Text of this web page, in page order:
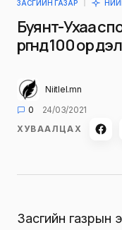
ЗАСГИЙН ГАЗАР
Буянт-Ухаа
өргөөнд 100 ор
Niitlel.mn
0
24/03/2021
ХУВААЛЦАХ
Засгийн газрын